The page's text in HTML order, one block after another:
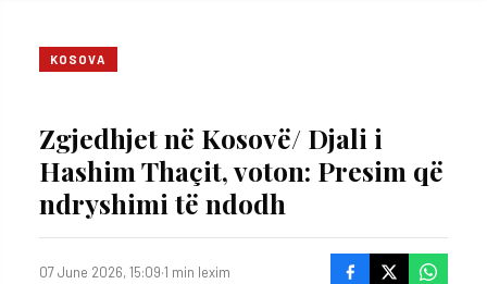
KOSOVA
Zgjedhjet në Kosovë/ Djali i
Hashim Thaçit, voton: Presim që
ndryshimi të ndodh
07 June 2026, 15:09·1 min lexim